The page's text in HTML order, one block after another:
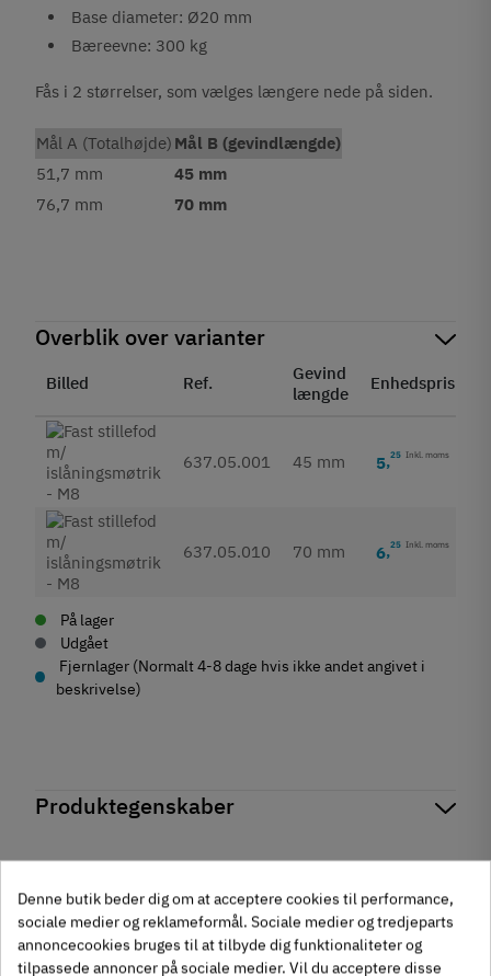
Base diameter: Ø20 mm
Bæreevne: 300 kg
Fås i 2 størrelser, som vælges længere nede på siden.
Mål A (Totalhøjde) Mål B (gevindlængde)
51,7 mm
45 mm
76,7 mm
70 mm
Overblik over varianter
Billed Ref.
Gevind
længde
Enhedspris
637.05.001 45 mm 5,25 Inkl. moms
637.05.010 70 mm 6,25 Inkl. moms
På lager
Udgået
Fjernlager (Normalt 4-8 dage hvis ikke andet angivet i
beskrivelse)
Produktegenskaber
Reference637.05.001
På lager 169 Varer
Produktinformation
Materiale
Anmeldelser
chat Anmeldelser (0)
Andre købte også
Denne butik beder dig om at acceptere cookies til performance,
sociale medier og reklameformål. Sociale medier og tredjeparts
annoncecookies bruges til at tilbyde dig funktionaliteter og
tilpassede annoncer på sociale medier. Vil du acceptere disse